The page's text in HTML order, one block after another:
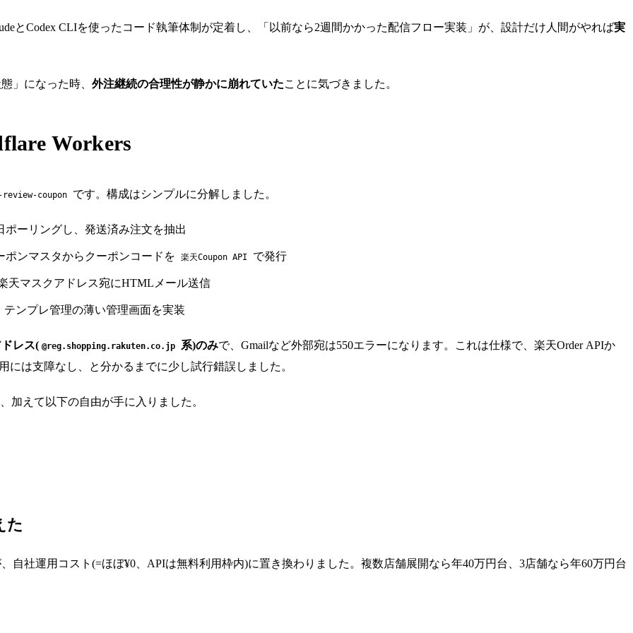
とCodex CLIを使ったコード執筆体制が定着し、「以前なら2週間かかった配信フロー実装」が、設計だけ人間がやれば実
」になった時、 外注継続の合理性が静かに崩れていたことに気づきました。
Workers
coupon です。構成はシンプルに分解しました。
ポーリングし、発送済み注文を抽出
ンマスタからクーポンコードを 楽天Coupon API で発行
天マスクアドレス宛にHTMLメール送信
テンプレ管理の薄い管理画面を実装
レス( @reg.shopping.rakuten.co.jp 系)のみで、Gmailなど外部宛は550エラーになります。これは仕様で、楽天Order APIか
には支障なし、と分かるまでに少し試行錯誤しました。
加えて以下の自由が手に入りました。
た
自社運用コスト(=ほぼ¥0、APIは無料利用枠内)に置き換わりました。複数店舗展開なら年40万円台、3店舗なら年60万円台